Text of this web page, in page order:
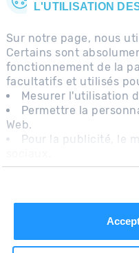
L'UTILISATION
Sur notre page, nous
Certains sont
fonctionnement de la
facultatifs et utilisés
Mesurer l'utilisation
Permettre la
Web.
Pour la publicité, le
En cliquant sur «
CONTACT
QUESTIONS FRÉQUENTES